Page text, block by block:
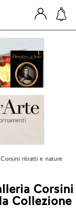
ritratti e nature
Corsini
Collezione